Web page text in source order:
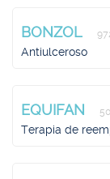
BONZOL
Antiulceroso
EQUIFAN
Terapia de